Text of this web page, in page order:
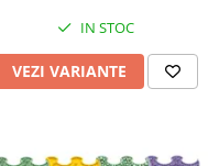
IN STOC
VEZI VARIANTE